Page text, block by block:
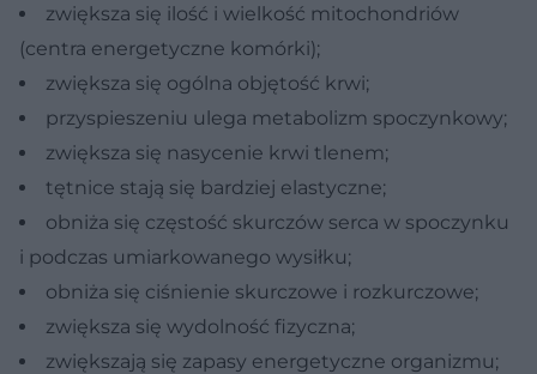
zwiększa się ilość i wielkość mitochondriów
(centra energetyczne komórki);
zwiększa się ogólna objętość krwi;
przyspieszeniu ulega metabolizm spoczynkowy;
zwiększa się nasycenie krwi tlenem;
tętnice stają się bardziej elastyczne;
obniża się częstość skurczów serca w spoczynku
i podczas umiarkowanego wysiłku;
obniża się ciśnienie skurczowe i rozkurczowe;
zwiększa się wydolność fizyczna;
zwiększają się zapasy energetyczne organizmu;